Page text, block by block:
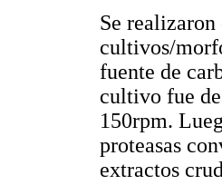
Se
cultivos/
fuente de
cultivo fue
150rpm.
proteasas
extractos